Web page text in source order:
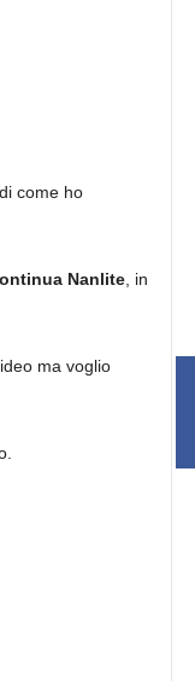
come ho
Nanlite, in
ma voglio